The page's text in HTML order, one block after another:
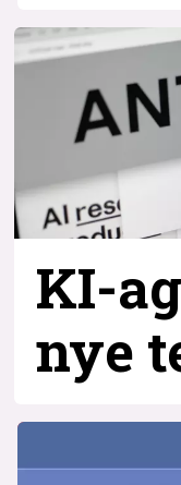
KI-
nye